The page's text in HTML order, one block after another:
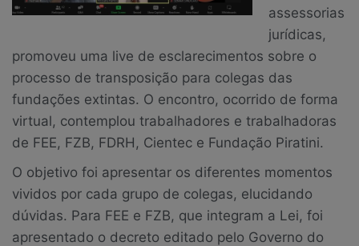
assessorias
jurídicas,
promoveu uma live de esclarecimentos sobre o
processo de transposição para colegas das
fundações extintas. O encontro, ocorrido de forma
virtual, contemplou trabalhadores e trabalhadoras
de FEE, FZB, FDRH, Cientec e Fundação Piratini.
O objetivo foi apresentar os diferentes momentos
vividos por cada grupo de colegas, elucidando
dúvidas. Para FEE e FZB, que integram a Lei, foi
apresentado o decreto editado pelo Governo do